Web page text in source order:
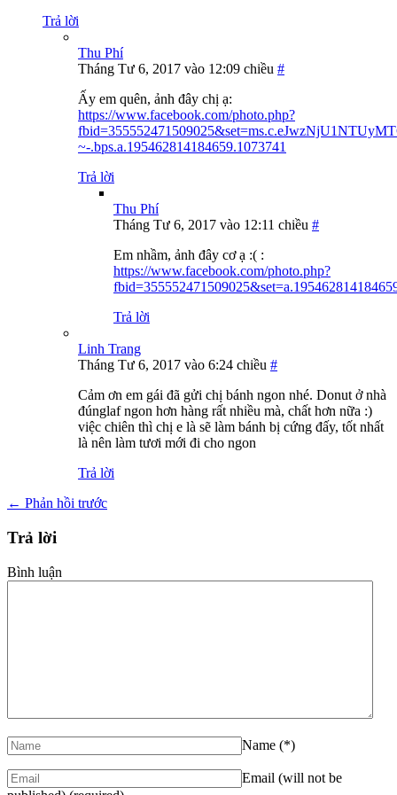
Trả lời
Thu Phí
Tháng Tư 6, 2017 vào 12:09 chiều #
Ấy em quên, ảnh đây chị ạ:
https://www.facebook.com/photo.php?
~-.bps.a.195462814184659.1073741
Trả lời
Thu Phí
Tháng Tư 6, 2017 vào 12:11 chiều #
Em nhầm, ảnh đây cơ ạ :( :
https://www.facebook.com/photo.php?
Trả lời
Linh Trang
Tháng Tư 6, 2017 vào 6:24 chiều #
Cảm ơn em gái đã gửi chị bánh ngon nhé. Donut ở nhà
đúnglaf ngon hơn hàng rất nhiều mà, chất hơn nữa :)
việc chiên thì chị e là sẽ làm bánh bị cứng đấy, tốt nhất
là nên làm tươi mới đi cho ngon
Trả lời
← Phản hồi trước
Trả lời
Bình luận
Name (*)
Email (will not be